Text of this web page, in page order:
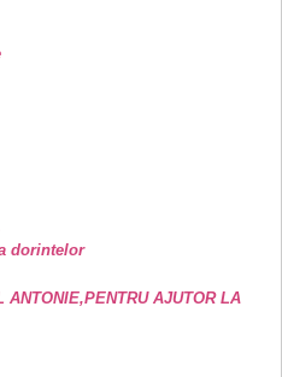
dorintelor
ANTONIE,PENTRU AJUTOR LA